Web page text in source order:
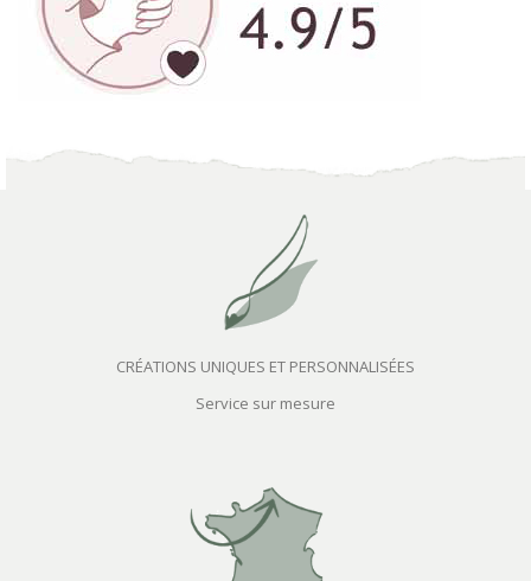
CRÉATIONS UNIQUES ET PERSONNALISÉES
Service sur mesure